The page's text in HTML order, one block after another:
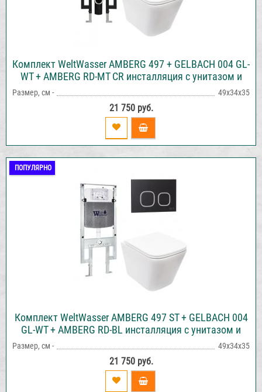
Комплект WeltWasser AMBERG 497 + GELBACH 004 GL-
WT + AMBERG RD-MT CR инсталляция с унитазом и
Размер, см - 49х34х35
21 750 руб.
ПОПУЛЯРНО
Комплект WeltWasser AMBERG 497 ST + GELBACH 004
GL-WT + AMBERG RD-BL инсталляция с унитазом и
Размер, см - 49х34х35
21 750 руб.